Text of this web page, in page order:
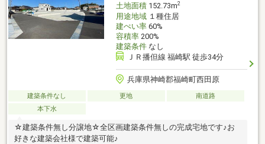
土地面積152.73m2
用途地域１種住居
建ぺい率60%
容積率200%
建築条件なし
ＪＲ播但線 福崎駅 徒歩34分
兵庫県神崎郡福崎町西田原
建築条件なし 更地
南道路
本下水
☆建築条件無し分譲地☆全区画建築条件無しの完成宅地です♪お
好きな建築会社様で建築可能♪